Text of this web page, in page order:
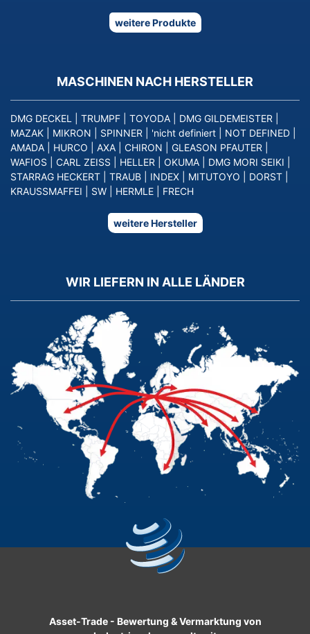
weitere Produkte
MASCHINEN NACH HERSTELLER
DMG DECKEL TRUMPF TOYODA DMG GILDEMEISTER
MAZAK
MIKRON SPINNER 'nicht definiert NOT DEFINED
AMADA
HURCO AXA CHIRON GLEASON PFAUTER
WAFIOS
CARL ZEISS HELLER OKUMA DMG MORI SEIKI
STARRAG HECKERT
TRAUB INDEX MITUTOYO DORST
KRAUSSMAFFEI
SW HERMLE FRECH
weitere Hersteller
WIR LIEFERN IN ALLE LÄNDER
Asset-Trade - Bewertung & Vermarktung von